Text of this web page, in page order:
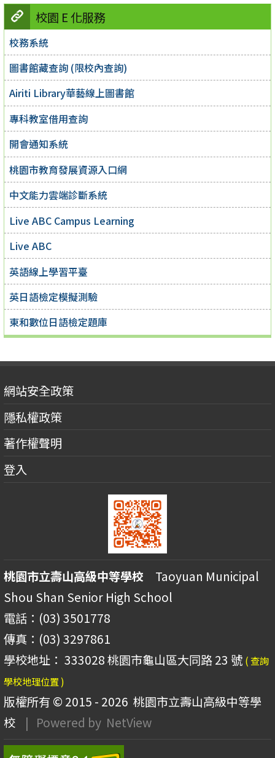
校園 E 化服務
校務系統
圖書館藏查詢 (限校內查詢)
Airiti Library華藝線上圖書館
專科教室借用查詢
開會通知系統
桃園市教育發展資源入口網
中文能力雲端診斷系統
Live ABC Campus Learning
Live ABC
英語線上學習平臺
英日語檢定模擬測驗
東和數位日語檢定題庫
網站安全政策
隱私權政策
著作權聲明
登入
桃園市立壽山高級中等學校 Taoyuan Municipal
Shou Shan Senior High School
電話：(03) 3501778
傳真：(03) 3297861
學校地址： 333028 桃園市龜山區大同路 23 號 ( 查詢
學校地理位置 )
版權所有 © 2015 - 2026 桃園市立壽山高級中等學
校
| Powered by NetView